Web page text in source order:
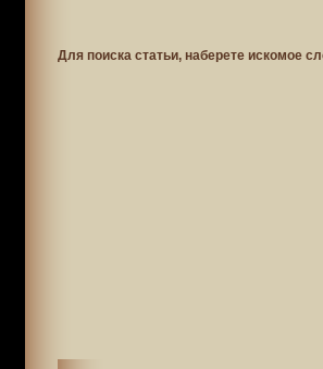
Для поиска статьи, наберете искомое